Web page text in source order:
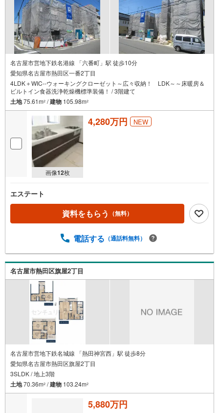
名古屋市営地下鉄名港線 「六番町」駅 徒歩10分
愛知県名古屋市熱田区一番2丁目
4LDK＋WIC--ウォーキングクローゼット～広々収納！ LDK～～床暖房＆
ビルトイン食器洗浄乾燥機標準装備！ / 3階建て
土地75.61m2 /建物 105.98m2
画像12枚
4,280万円 NEW
エステート
資料をもらう （無料）
電話する （通話料無料）
名古屋市熱田区旗屋2丁目
名古屋市営地下鉄名城線 「熱田神宮西」駅 徒歩8分
愛知県名古屋市熱田区旗屋2丁目
3SLDK / 地上3階
土地70.36m2 /建物 103.24m2
5,880万円